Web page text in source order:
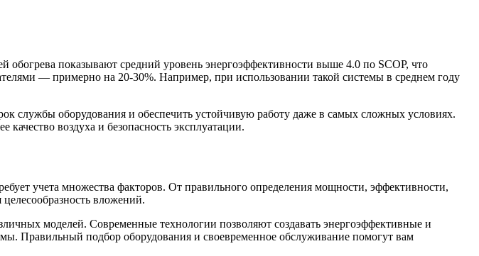
показывают средний уровень энергоэффективности выше 4.0 по SCOP, что
— примерно на 20-30%. Например, при использовании такой системы в среднем году
службы оборудования и обеспечить устойчивую работу даже в самых сложных условиях.
воздуха и безопасность эксплуатации.
учета множества факторов. От правильного определения мощности, эффективности,
вложений.
моделей. Современные технологии позволяют создавать энергоэффективные и
Правильный подбор оборудования и своевременное обслуживание помогут вам